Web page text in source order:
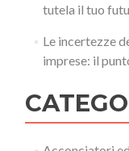
tutela il tuo
Le incertezze
imprese: il